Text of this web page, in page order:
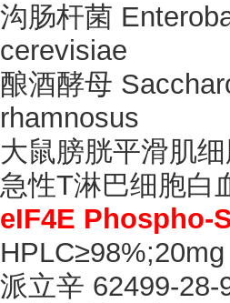
沟肠杆菌
cerevisiae
酿酒酵母
rhamnosus
大鼠膀胱平滑肌
急性T淋巴细胞白
eIF4E Phospho-
派立辛 62499-28-